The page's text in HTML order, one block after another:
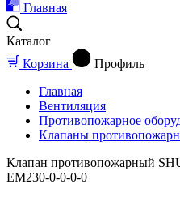
Главная
Каталог
Корзина
Профиль
Главная
Вентиляция
Противопожарное
Клапаны
Клапан противопожарный
EM230-0-0-0-0